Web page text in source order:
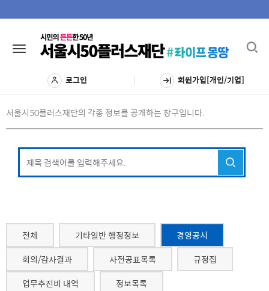
Toggle
navigation
로그인 회원가입[개인/기업]
서울시50플러스재단의 각종 정보를 공개하는 창구입니다.
전체 기타일반 행정정보
경영공시
회의/감사결과
사전공표목록
규정집
업무추진비 내역
정보목록